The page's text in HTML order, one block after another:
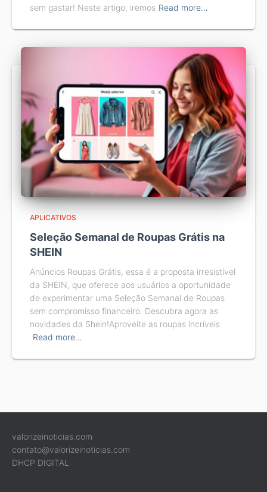
sem gastar! Neste artigo, iremos Read more…
APLICATIVOS
Seleção Semanal de Roupas Grátis na
SHEIN
Anúncios Roupas Grátis, essa é a proposta irresistível
da SHEIN, que oferece aos usuários a oportunidade
de experimentar uma Seleção Semanal de Roupas
sem compromisso financeiro. Descubra agora as
novidades da Shein!Aproveite as roupas incríveis
Read more…
valorizeinoticias.com
contato@valorizeinoticias.com
DHCP DIGITAL